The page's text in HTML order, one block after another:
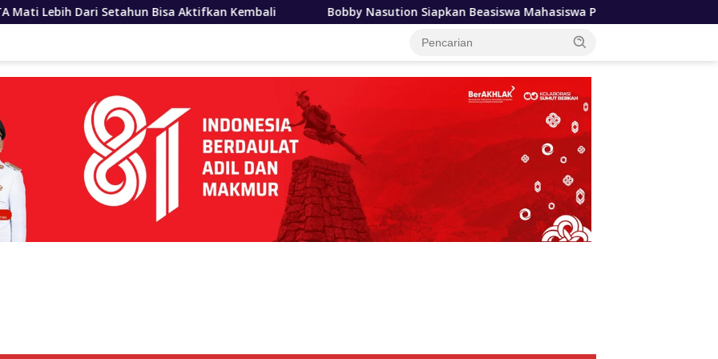
Bisa Aktifkan Kembali Bobby Nasution Siapkan Beasiswa Mahasiswa Poltekkes Gunungsitoli, Dukung Lahirnya